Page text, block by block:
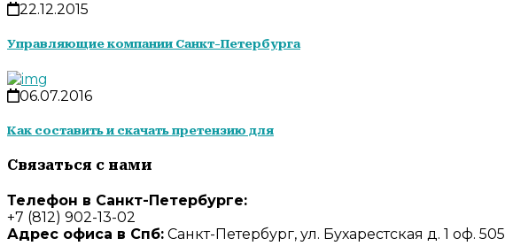
22.12.2015
Управляющие компании Санкт-Петербурга
06.07.2016
Как составить и скачать претензию для
Связаться с нами
Телефон в Санкт-Петербурге:
+7 (812) 902-13-02
Адрес офиса в Спб: Санкт-Петербург, ул. Бухарестская д. 1 оф. 505